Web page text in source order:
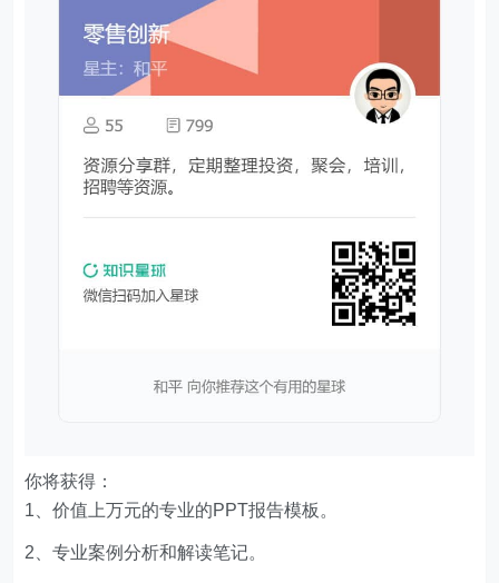
你将获得：
1、价值上万元的专业的PPT报告模板。
2、专业案例分析和解读笔记。